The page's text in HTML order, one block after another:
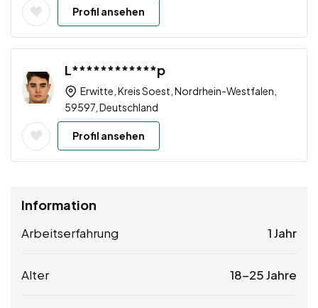
Profil ansehen
L************p
Erwitte, Kreis Soest, Nordrhein-Westfalen,
59597, Deutschland
Profil ansehen
Information
Arbeitserfahrung 1 Jahr
Alter 18-25 Jahre